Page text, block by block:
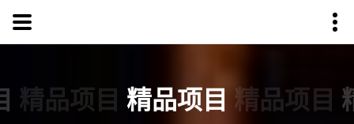
精品项目 精品项目 精品项目